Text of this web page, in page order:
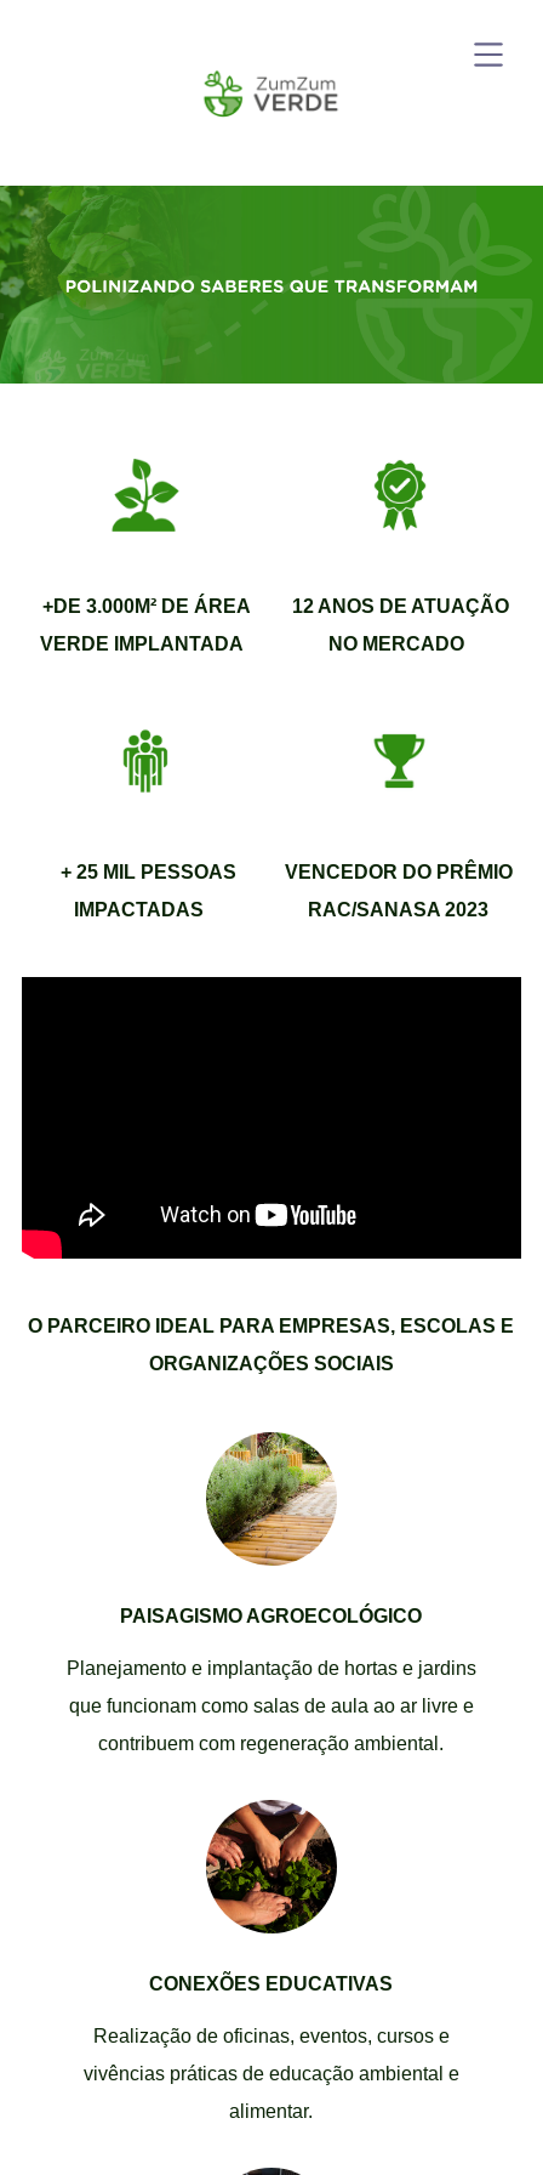
+DE 3.000M² DE ÁREA
VERDE IMPLANTADA
12 ANOS DE ATUAÇÃO
NO MERCADO
+ 25 MIL PESSOAS
IMPACTADAS
VENCEDOR DO PRÊMIO
RAC/SANASA 2023
O PARCEIRO IDEAL PARA EMPRESAS, ESCOLAS E
ORGANIZAÇÕES SOCIAIS
PAISAGISMO AGROECOLÓGICO
Planejamento e implantação de hortas e jardins
que funcionam como salas de aula ao ar livre e
contribuem com regeneração ambiental.
CONEXÕES EDUCATIVAS
Realização de oficinas, eventos, cursos e
vivências práticas de educação ambiental e
alimentar.